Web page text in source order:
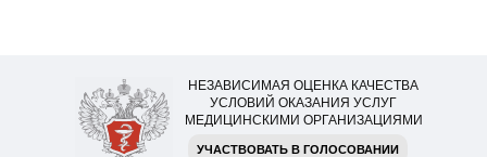
НЕЗАВИСИМАЯ ОЦЕНКА КАЧЕСТВА
УСЛОВИЙ ОКАЗАНИЯ УСЛУГ
МЕДИЦИНСКИМИ ОРГАНИЗАЦИЯМИ
УЧАСТВОВАТЬ В ГОЛОСОВАНИИ